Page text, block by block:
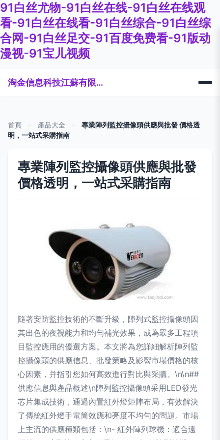
91白丝尤物-91白丝在线-91白丝在线观
看-91白丝在线看-91白丝综合-91白丝综
合网-91白丝足交-91百度免费看-91版动
漫视-91宝儿视频
淘金信息科技江蘇有限公司
首頁 產品大全
專業陣列監控攝像頭供應與批發 價格透
明，一站式采購指南
專業陣列監控攝像頭供應與批發
價格透明，一站式采購指南
隨著安防監控技術的不斷升級，陣列式監控攝像頭因
其出色的夜視能力和均勻補光效果，成為眾多工程項
目監控應用的優選方案。本文將為您詳細解析陣列監
控攝像頭的供應信息、批發策略及影響市場價格的核
心因素，并指引您如何高效進行對比與采購。\n\n##
供應信息與產品概述\n陣列監控攝像頭采用LED發光
芯片集成技術，通過內置紅外燈矩陣布局，有效解決
了傳統紅外燈手電筒效應和亮度不均勻的問題。市場
上主流的供應種類包括：\n- 紅外陣列球機：適合遠